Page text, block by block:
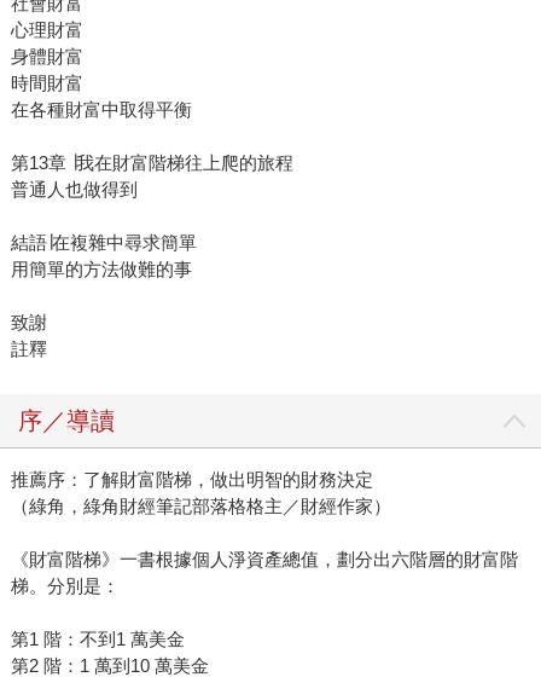
心理財富
身體財富
時間財富
在各種財富中取得平衡
第13章 ∣我在財富階梯往上爬的旅程
普通人也做得到
結語∣在複雜中尋求簡單
用簡單的方法做難的事
致謝
註釋
序／導讀
推薦序：了解財富階梯，做出明智的財務決定
（綠角，綠角財經筆記部落格格主／財經作家）
《財富階梯》一書根據個人淨資產總值，劃分出六階層的財富階
梯。分別是：
第1 階：不到1 萬美金
第2 階：1 萬到10 萬美金